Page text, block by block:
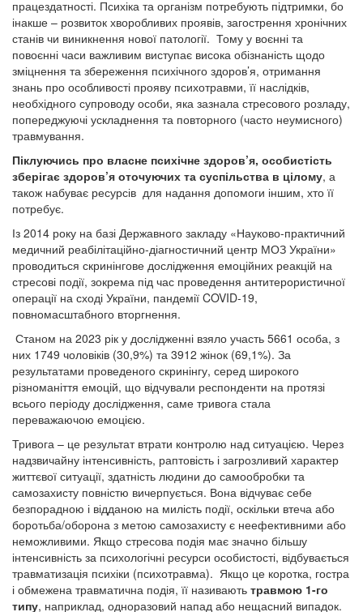
працездатності. Психіка та організм потребують підтримки, бо
інакше – розвиток хворобливих проявів, загострення хронічних
станів чи виникнення нової патології. Тому у воєнні та
повоєнні часи важливим виступає висока обізнаність щодо
зміцнення та збереження психічного здоров’я, отримання
знань про особливості прояву психотравми, її наслідків,
необхідного супроводу особи, яка зазнала стресового розладу,
попереджуючі ускладнення та повторного (часто неумисного)
травмування.
Піклуючись про власне психічне здоров’я, особистість
зберігає здоров’я оточуючих та суспільства в цілому, а
також набуває ресурсів для надання допомоги іншим, хто її
потребує.
Із 2014 року на базі Державного закладу «Науково-практичний
медичний реабілітаційно-діагностичний центр МОЗ України»
проводиться скринінгове дослідження емоційних реакцій на
стресові події, зокрема під час проведення антитерористичної
операції на сході України, пандемії COVID-19,
повномасштабного вторгнення.
Станом на 2023 рік у дослідженні взяло участь 5661 особа, з
них 1749 чоловіків (30,9%) та 3912 жінок (69,1%). За
результатами проведеного скринінгу, серед широкого
різноманіття емоцій, що відчували респонденти на протязі
всього періоду дослідження, саме тривога стала
переважаючою емоцією.
Тривога – це результат втрати контролю над ситуацією. Через
надзвичайну інтенсивність, раптовість і загрозливий характер
життєвої ситуації, здатність людини до самообробки та
самозахисту повністю вичерпується. Вона відчуває себе
безпорадною і відданою на милість події, оскільки втеча або
боротьба/оборона з метою самозахисту є неефективними або
неможливими. Якщо стресова подія має значно більшу
інтенсивність за психологічні ресурси особистості, відбувається
травматизація психіки (психотравма). Якщо це коротка, гостра
і обмежена травматична подія, її називають травмою 1-го
типу, наприклад, одноразовий напад або нещасний випадок.